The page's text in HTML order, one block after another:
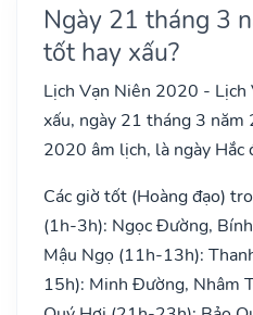
Ngày 21 tháng 3
tốt hay xấu?
Lịch Vạn Niên 2020 -
xấu, ngày 21 tháng 3
2020 âm lịch, là ngày Hắc
Các giờ tốt (Hoàng đạo)
(1h-3h): Ngọc Đường,
Mậu Ngọ (11h-13h):
15h): Minh Đường, Nhâm